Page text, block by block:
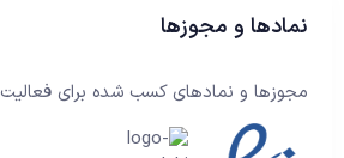
نمادها و مجوزها
مجوزها و نمادهای کسب شده برای فعالیت